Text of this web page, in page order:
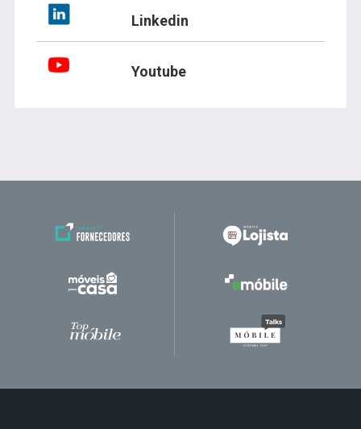
Linkedin
Youtube